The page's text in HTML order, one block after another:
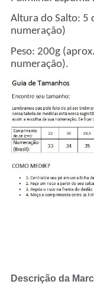
Altura do Salto: 5
numeração)
Peso: 200g
numeração).
Descrição da